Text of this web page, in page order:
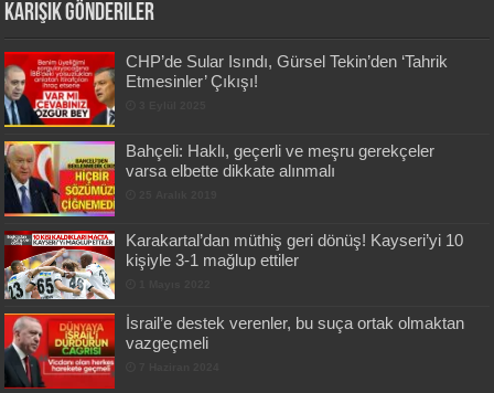
Karışık Gönderiler
CHP’de Sular Isındı, Gürsel Tekin’den ‘Tahrik
Etmesinler’ Çıkışı!
Bahçeli: Haklı, geçerli ve meşru gerekçeler
varsa elbette dikkate alınmalı
Karakartal’dan müthiş geri dönüş! Kayseri’yi 10
kişiyle 3-1 mağlup ettiler
İsrail’e destek verenler, bu suça ortak olmaktan
vazgeçmeli